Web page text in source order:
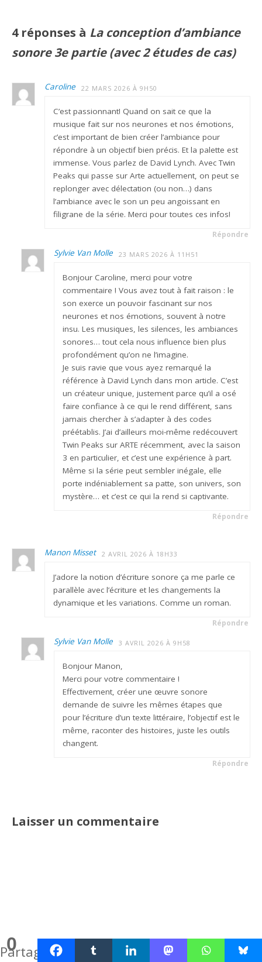
0
Partages
4 réponses à La conception d’ambiance
sonore 3e partie (avec 2 études de cas)
Caroline 22 MARS 2026 À 9H50
C’est passionnant! Quand on sait ce que la
musique fait sur nos neurones et nos émotions,
c’est important de bien créer l’ambiance pour
répondre à un objectif bien précis. Et la palette est
immense. Vous parlez de David Lynch. Avec Twin
Peaks qui passe sur Arte actuellement, on peut se
replonger avec délectation (ou non…) dans
l’ambiance avec le son un peu angoissant en
filigrane de la série. Merci pour toutes ces infos!
Répondre
Sylvie Van Molle 23 MARS 2026 À 11H51
Bonjour Caroline, merci pour votre
commentaire ! Vous avez tout à fait raison : le
son exerce un pouvoir fascinant sur nos
neurones et nos émotions, souvent à notre
insu. Les musiques, les silences, les ambiances
sonores… tout cela nous influence bien plus
profondément qu’on ne l’imagine.
Je suis ravie que vous ayez remarqué la
référence à David Lynch dans mon article. C’est
un créateur unique, justement parce qu’il a osé
faire confiance à ce qui le rend différent, sans
jamais chercher à s’adapter à des codes
préétablis. J’ai d’ailleurs moi-même redécouvert
Twin Peaks sur ARTE récemment, avec la saison
3 en particulier, et c’est une expérience à part.
Même si la série peut sembler inégale, elle
porte indéniablement sa patte, son univers, son
mystère… et c’est ce qui la rend si captivante.
Répondre
Manon Misset 2 AVRIL 2026 À 18H33
J’adore la notion d’écriture sonore ça me parle ce
parallèle avec l’écriture et les changements la
dynamique et les variations. Comme un roman.
Répondre
Sylvie Van Molle 3 AVRIL 2026 À 9H58
Bonjour Manon,
Merci pour votre commentaire !
Effectivement, créer une œuvre sonore
demande de suivre les mêmes étapes que
pour l’écriture d’un texte littéraire, l’objectif est le
même, raconter des histoires, juste les outils
changent.
Répondre
Laisser un commentaire